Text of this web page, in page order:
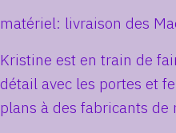
matériel: livraison des
Kristine est en train de
détail avec les portes et
plans à des fabricants de